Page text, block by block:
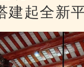
建起全新